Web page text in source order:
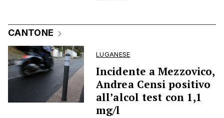
CANTONE
LUGANESE
Incidente a Mezzovico,
Andrea Censi positivo
all’alcol test con 1,1
mg/l